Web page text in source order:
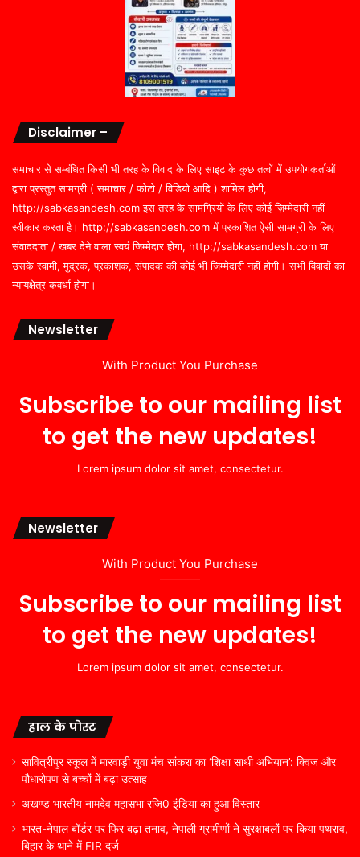
Disclaimer –
समाचार से सम्बंधित किसी भी तरह के विवाद के लिए साइट के कुछ तत्वों में उपयोगकर्ताओं
द्वारा प्रस्तुत सामग्री ( समाचार / फोटो / विडियो आदि ) शामिल होगी,
http://sabkasandesh.com इस तरह के सामग्रियों के लिए कोई ज़िम्मेदारी नहीं
स्वीकार करता है। http://sabkasandesh.com में प्रकाशित ऐसी सामग्री के लिए
संवाददाता / खबर देने वाला स्वयं जिम्मेदार होगा, http://sabkasandesh.com या
उसके स्वामी, मुद्रक, प्रकाशक, संपादक की कोई भी जिम्मेदारी नहीं होगी। सभी विवादों का
न्यायक्षेत्र कवर्धा होगा।
Newsletter
With Product You Purchase
Subscribe to our mailing list
to get the new updates!
Lorem ipsum dolor sit amet, consectetur.
Newsletter
With Product You Purchase
Subscribe to our mailing list
to get the new updates!
Lorem ipsum dolor sit amet, consectetur.
हाल के पोस्ट
सावित्रीपुर स्कूल में मारवाड़ी युवा मंच सांकरा का ‘शिक्षा साथी अभियान’: क्विज और
पौधारोपण से बच्चों में बढ़ा उत्साह
अखण्ड भारतीय नामदेव महासभा रजि0 इंडिया का हुआ विस्तार
भारत-नेपाल बॉर्डर पर फिर बढ़ा तनाव, नेपाली ग्रामीणों ने सुरक्षाबलों पर किया पथराव,
बिहार के थाने में FIR दर्ज